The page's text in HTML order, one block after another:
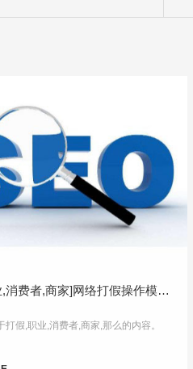
[打假,职业,消费者,商家]网络打假操作模式以及为何会致富？
打假,职业,消费者,商家,那么的内容。